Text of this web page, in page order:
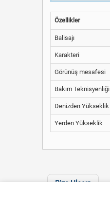
Özellikler
Balisajı
Karakteri
Görünüş mesafesi
Bakım Teknisyenliği
Denizden Yükseklik
Yerden Yükseklik
Bize Ulaşın